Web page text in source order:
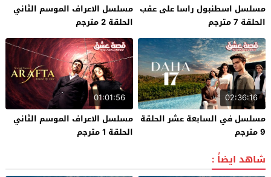
مسلسل اسطنبول راسا على عقب
الحلقة 7 مترجم
مسلسل الاعراف الموسم الثاني
الحلقة 2 مترجم
02:36:16
مسلسل في السابعة عشر الحلقة
9 مترجم
01:01:56
مسلسل الاعراف الموسم الثاني
الحلقة 1 مترجم
شاهد ايضاً :